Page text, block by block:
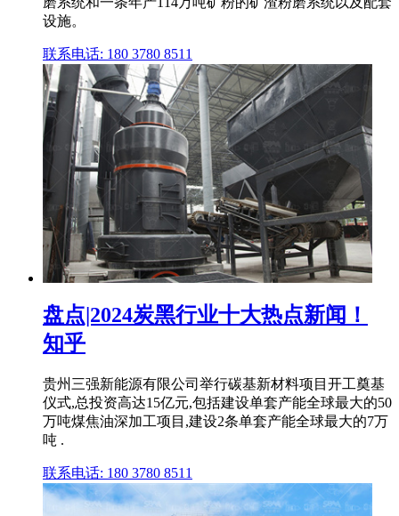
设施。
联系电话: 180 3780 8511
盘点|2024炭黑行业十大热点新闻！
知乎
贵州三强新能源有限公司举行碳基新材料项目开工奠基
仪式,总投资高达15亿元,包括建设单套产能全球最大的50
万吨煤焦油深加工项目,建设2条单套产能全球最大的7万
吨 .
联系电话: 180 3780 8511